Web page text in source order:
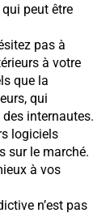
peut être
pas à
à votre
que la
qui
internautes.
logiciels
sur le marché.
à vos
n’est pas